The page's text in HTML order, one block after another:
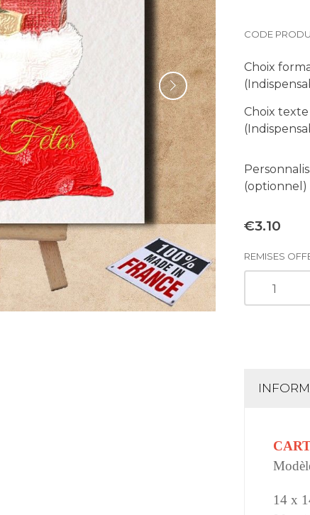
CODE
Choix
Choix texte
(optionnel)
€3.10
REMISES
14 x